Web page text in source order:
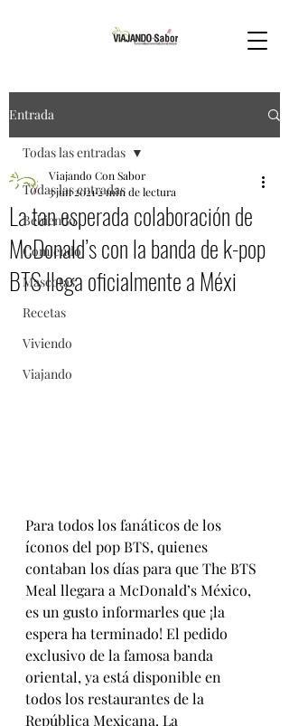
Entrada
Todas las entradas
Bebiendo
Comiendo
Mascotas
Recetas
Viviendo
Viajando
Todas las entradas
La tan esperada colaboración de
McDonald’s con la banda de k-pop
BTS llega oficialmente a Méxi
Viajando Con Sabor
3 jun 20212 min de lectura
Para todos los fanáticos de los
íconos del pop BTS, quienes
contaban los días para que The BTS
Meal llegara a McDonald’s México,
es un gusto informarles que ¡la
espera ha terminado! El pedido
exclusivo de la famosa banda
oriental, ya está disponible en
todos los restaurantes de la
República Mexicana. La